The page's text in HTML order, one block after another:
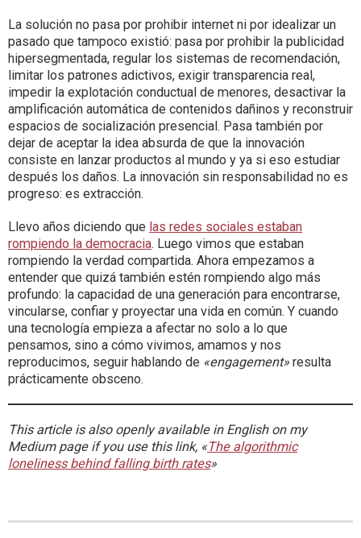
La solución no pasa por prohibir internet ni por idealizar un
pasado que tampoco existió: pasa por prohibir la publicidad
hipersegmentada, regular los sistemas de recomendación,
limitar los patrones adictivos, exigir transparencia real,
impedir la explotación conductual de menores, desactivar la
amplificación automática de contenidos dañinos y reconstruir
espacios de socialización presencial. Pasa también por
dejar de aceptar la idea absurda de que la innovación
consiste en lanzar productos al mundo y ya si eso estudiar
después los daños. La innovación sin responsabilidad no es
progreso: es extracción.
Llevo años diciendo que las redes sociales estaban
rompiendo la democracia. Luego vimos que estaban
rompiendo la verdad compartida. Ahora empezamos a
entender que quizá también estén rompiendo algo más
profundo: la capacidad de una generación para encontrarse,
vincularse, confiar y proyectar una vida en común. Y cuando
una tecnología empieza a afectar no solo a lo que
pensamos, sino a cómo vivimos, amamos y nos
reproducimos, seguir hablando de «engagement» resulta
prácticamente obsceno.
This article is also openly available in English on my
Medium page if you use this link, «The algorithmic
loneliness behind falling birth rates»